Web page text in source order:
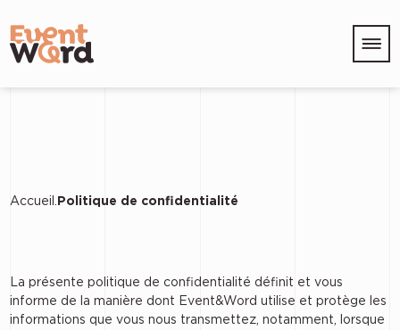
Accueil Politique de confidentialité
La présente politique de confidentialité définit et vous
informe de la manière dont Event&Word utilise et protège les
informations que vous nous transmettez, notamment, lorsque